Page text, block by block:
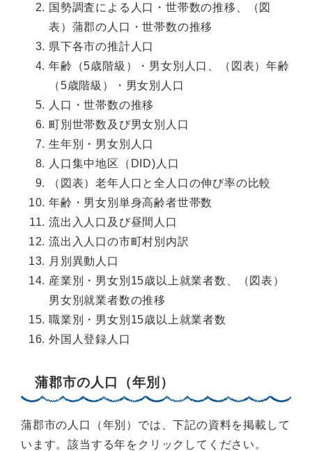
国勢調査による人口・世帯数の推移、（図
表）蒲郡の人口・世帯数の推移
県下各市の推計人口
年齢（5歳階級）・男女別人口、（図表）年齢
（5歳階級）・男女別人口
人口・世帯数の推移
町別世帯数及び男女別人口
生年別・男女別人口
人口集中地区（DID)人口
（図表）老年人口と全人口の伸び率の比較
年齢・男女別単身高齢者世帯数
流出入人口及び昼間人口
流出入人口の市町村別内訳
月別異動人口
産業別・男女別15歳以上就業者数、（図表）
男女別就業者数の推移
職業別・男女別15歳以上就業者数
外国人登録人口
蒲郡市の人口（年別）
蒲郡市の人口（年別）では、下記の資料を掲載して
います。該当する年をクリックしてください。